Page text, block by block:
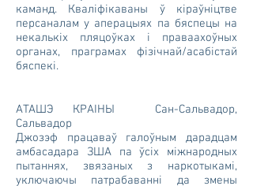
каманд. Кваліфікаваны ў кіраўніцтве
персаналам у аперацыях па бяспецы на
некалькіх пляцоўках і праваахоўных
органах, праграмах фізічнай/асабістай
бяспекі.
АТАШЭ КРАІНЫ Сан-Сальвадор,
Сальвадор
Джозэф працаваў галоўным дарадцам
амбасадара ЗША па ўсіх міжнародных
пытаннях, звязаных з наркотыкамі,
уключаючы патрабаванні да змены